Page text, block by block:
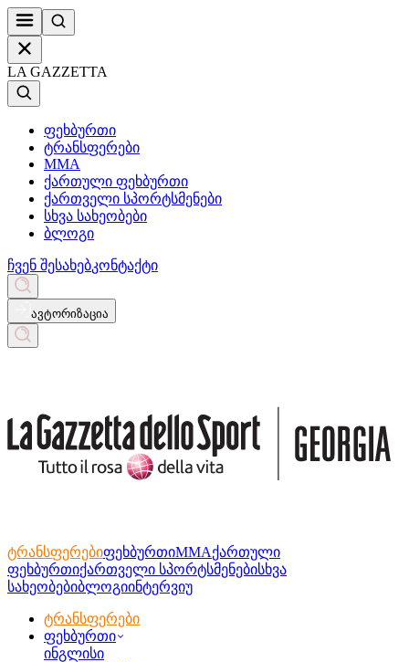
LA GAZZETTA
ფეხბურთი
ტრანსფერები
MMA
ქართული ფეხბურთი
ქართველი სპორტსმენები
სხვა სახეობები
ბლოგი
ჩვენ შესახებკონტაქტი
ავტორიზაცია
ტრანსფერებიფეხბურთიMMAქართული
ფეხბურთიქართველი სპორტსმენებისხვა
სახეობებიბლოგიინტერვიუ
ტრანსფერები
ფეხბურთი
ინგლისი